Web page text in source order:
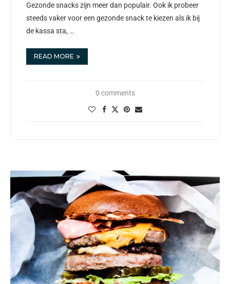
Gezonde snacks zijn meer dan populair. Ook ik probeer
steeds vaker voor een gezonde snack te kiezen als ik bij
de kassa sta, …
READ MORE
0 comments